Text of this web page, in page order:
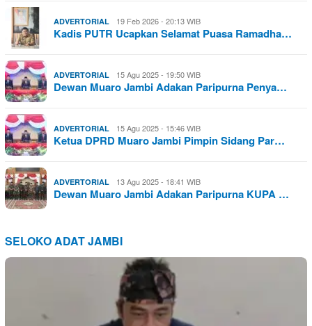
ADVERTORIAL 19 Feb 2026 - 20:13 WIB
Kadis PUTR Ucapkan Selamat Puasa Ramadha…
ADVERTORIAL 15 Agu 2025 - 19:50 WIB
Dewan Muaro Jambi Adakan Paripurna Penya…
ADVERTORIAL 15 Agu 2025 - 15:46 WIB
Ketua DPRD Muaro Jambi Pimpin Sidang Par…
ADVERTORIAL 13 Agu 2025 - 18:41 WIB
Dewan Muaro Jambi Adakan Paripurna KUPA …
SELOKO ADAT JAMBI